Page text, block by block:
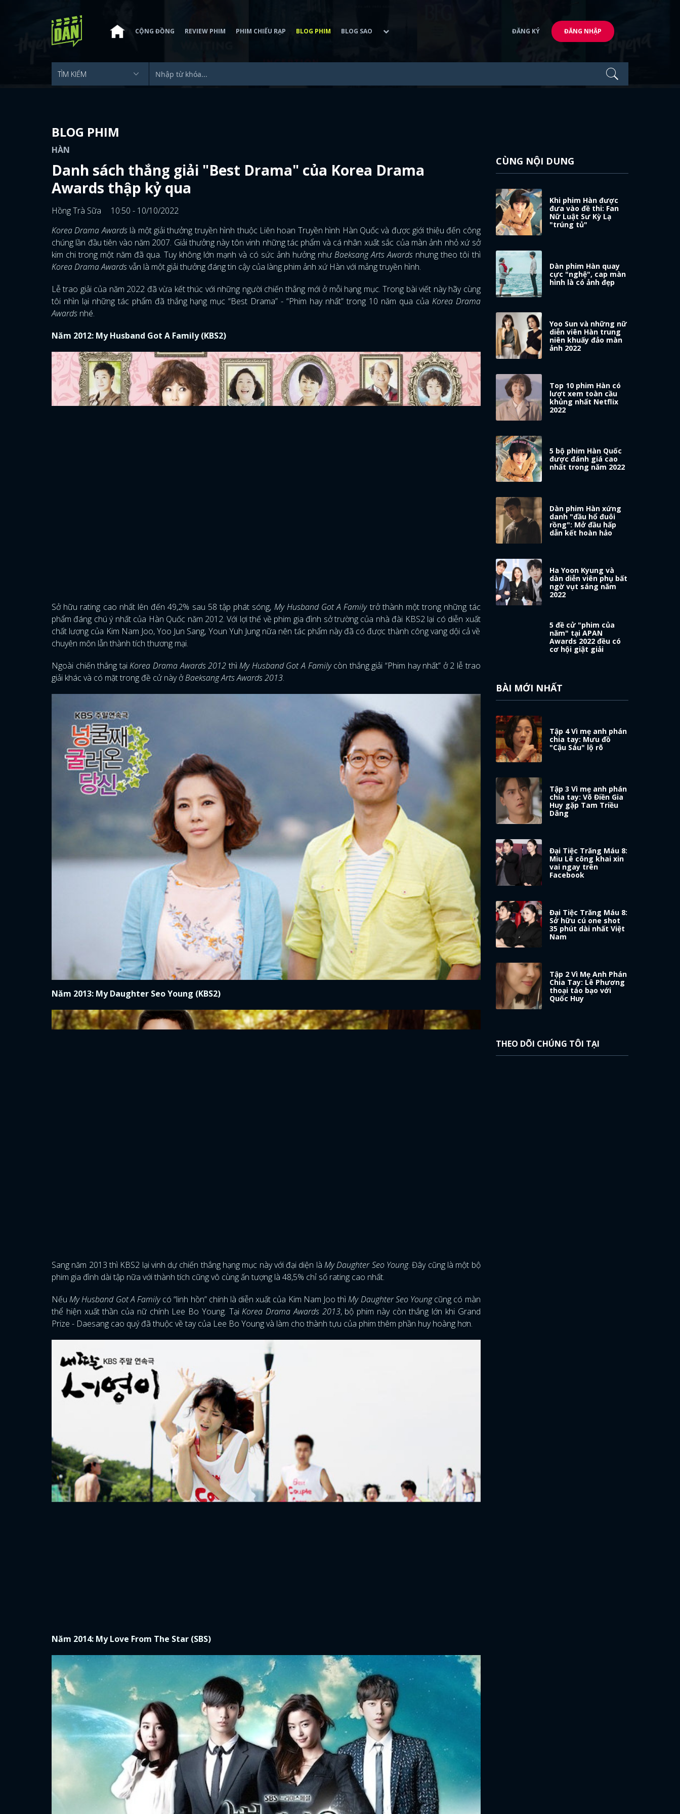
CỘNG ĐỒNG REVIEW PHIM PHIM CHIẾU RẠP BLOG PHIM BLOG SAO ĐĂNG KÝ ĐĂNG NHẬP
BLOG PHIM
HÀN
Danh sách thắng giải "Best Drama" của Korea Drama
Awards thập kỷ qua
Hồng Trà Sữa
10:50 - 10/10/2022
Korea Drama Awardslà một giải thưởng truyền hình thuộc Liên hoan Truyền hình Hàn Quốc và được giới thiệu đến công
chúng lần đầu tiên vào năm 2007. Giải thưởng này tôn vinh những tác phẩm và cá nhân xuất sắc của màn ảnh nhỏ xứ sở
kim chi trong một năm đã qua. Tuy không lớn mạnh và có sức ảnh hưởng nhưBaeksang Arts Awards nhưng theo tôi thì
Korea Drama Awardsvẫn là một giải thưởng đáng tin cậy của làng phim ảnh xứ Hàn với mảng truyền hình.
Lễ trao giải của năm 2022 đã vừa kết thúc với những người chiến thắng mới ở mỗi hạng mục. Trong bài viết này hãy cùng
tôi nhìn lại những tác phẩm đã thắng hạng mục “Best Drama” - “Phim hay nhất” trong 10 năm qua của Korea Drama
Awards nhé.
Năm 2012: My Husband Got A Family (KBS2)
Sở hữu rating cao nhất lên đến 49,2% sau 58 tập phát sóng, My Husband Got A Familytrở thành một trong những tác
phẩm đáng chú ý nhất của Hàn Quốc năm 2012. Với lợi thế về phim gia đình sở trường của nhà đài KBS2 lại có diễn xuất
chất lượng của Kim Nam Joo, Yoo Jun Sang, Youn Yuh Jung nữa nên tác phẩm này đã có được thành công vang dội cả về
chuyên môn lẫn thành tích thương mại.
Ngoài chiến thắng tạiKorea Drama Awards 2012 thìMy Husband Got A Familycòn thắng giải “Phim hay nhất” ở 2 lễ trao
giải khác và có mặt trong đề cử này ởBaeksang Arts Awards 2013.
Năm 2013: My Daughter Seo Young (KBS2)
Sang năm 2013 thì KBS2 lại vinh dự chiến thắng hạng mục này với đại diện làMy Daughter Seo Young. Đây cũng là một bộ
phim gia đình dài tập nữa với thành tích cũng vô cùng ấn tượng là 48,5% chỉ số rating cao nhất.
NếuMy Husband Got A Familycó “linh hồn” chính là diễn xuất của Kim Nam Joo thìMy Daughter Seo Youngcũng có màn
thể hiện xuất thần của nữ chính Lee Bo Young. TạiKorea Drama Awards 2013, bộ phim này còn thắng lớn khi Grand
Prize - Daesang cao quý đã thuộc về tay của Lee Bo Young và làm cho thành tựu của phim thêm phần huy hoàng hơn.
Năm 2014: My Love From The Star (SBS)
CÙNG NỘI DUNG
Khi phim Hàn được
đưa vào đề thi: Fan
Nữ Luật Sư Kỳ Lạ
"trúng tủ"
Dàn phim Hàn quay
cực "nghệ", cap màn
hình là có ảnh đẹp
Yoo Sun và những nữ
diễn viên Hàn trung
niên khuấy đảo màn
ảnh 2022
Top 10 phim Hàn có
lượt xem toàn cầu
khủng nhất Netflix
2022
5 bộ phim Hàn Quốc
được đánh giá cao
nhất trong năm 2022
Dàn phim Hàn xứng
danh "đầu hổ đuôi
rồng": Mở đầu hấp
dẫn kết hoàn hảo
Ha Yoon Kyung và
dàn diễn viên phụ bất
ngờ vụt sáng năm
2022
5 đề cử "phim của
năm" tại APAN
Awards 2022 đều có
cơ hội giật giải
BÀI MỚI NHẤT
Tập 4 Vì mẹ anh phán
chia tay: Mưu đồ
"Cậu Sáu" lộ rõ
Tập 3 Vì mẹ anh phán
chia tay: Võ Điền Gia
Huy gặp Tam Triều
Dâng
Đại Tiệc Trăng Máu 8:
Miu Lê công khai xin
vai ngay trên
Facebook
Đại Tiệc Trăng Máu 8:
Sở hữu cú one shot
35 phút dài nhất Việt
Nam
Tập 2 Vì Mẹ Anh Phán
Chia Tay: Lê Phương
thoại táo bạo với
Quốc Huy
THEO DÕI CHÚNG TÔI TẠI